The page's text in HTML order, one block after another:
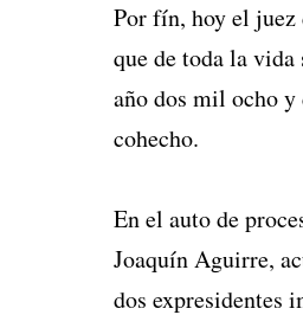
Por fín, hoy el juez
que de toda la
año dos mil ocho
cohecho.
En el auto de
Joaquín Aguirre,
dos expresidentes